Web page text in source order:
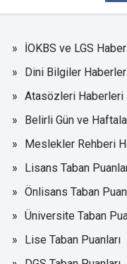
İOKBS ve LGS
Dini Bilgiler
Atasözleri Haberleri
Belirli Gün ve
Meslekler Rehberi
Lisans Taban
Önlisans Taban
Üniversite Taban
Lise Taban Puanları